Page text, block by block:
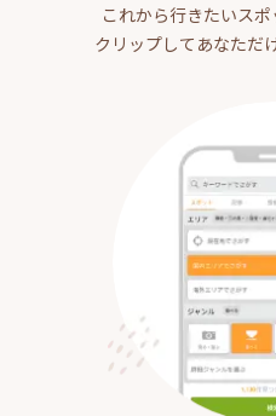
これから行きたいス
クリップしてあなただ